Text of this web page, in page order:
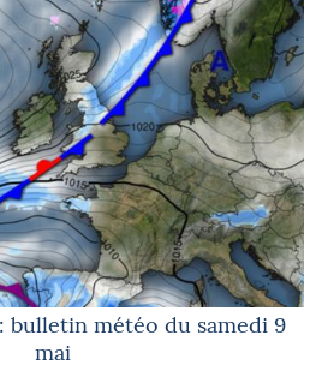
bulletin météo du samedi 9
mai